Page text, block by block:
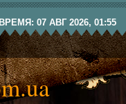
07 АВГ 2026, 01:55